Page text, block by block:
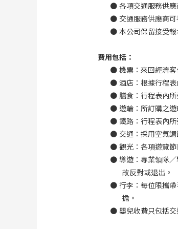
● 各項交通服務供
● 交通服務供應商
● 本公司保留接受報
費用包括：
● 機票：來回經濟客
● 酒店：根據行程
● 膳食：行程表內
● 遊輪：所訂購之
● 鐵路：行程表內所
● 交通：採用空氣
● 觀光：各項遊覽
● 導遊：專業領隊
故反對或退出。
● 行李：每位限攜
擔。
● 嬰兒收費只包括